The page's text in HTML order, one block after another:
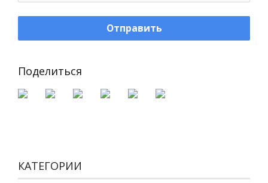
Отправить
Поделиться
КАТЕГОРИИ